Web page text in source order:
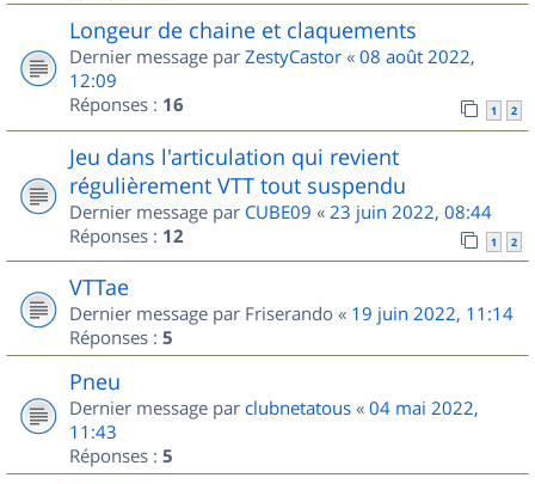
Longeur de chaine et claquements
Dernier message par ZestyCastor « 08 août 2022,
12:09
Réponses : 16 1 2
Jeu dans l'articulation qui revient
régulièrement VTT tout suspendu
Dernier message par CUBE09 « 23 juin 2022, 08:44
Réponses : 12 1 2
VTTae
Dernier message par Friserando « 19 juin 2022, 11:14
Réponses : 5
Pneu
Dernier message par clubnetatous « 04 mai 2022,
11:43
Réponses : 5